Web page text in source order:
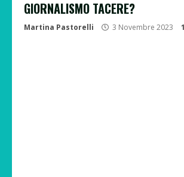
GIORNALISMO TACERE?
Martina Pastorelli 3 Novembre 2023